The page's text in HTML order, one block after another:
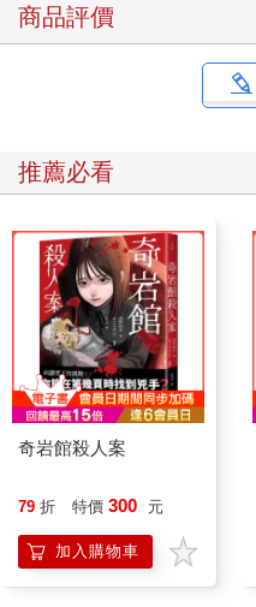
商品評價
推薦必看
奇岩館殺人案
79 折 特價 300 元
加入購物車